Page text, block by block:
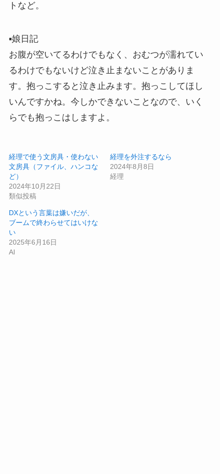
トなど。
▪️娘日記
お腹が空いてるわけでもなく、おむつが濡れてい
るわけでもないけど泣き止まないことがありま
す。抱っこすると泣き止みます。抱っこしてほし
いんですかね。今しかできないことなので、いく
らでも抱っこはしますよ。
経理で使う文房具・使わない
文房具（ファイル、ハンコな
ど）
2024年10月22日
類似投稿
経理を外注するなら
2024年8月8日
経理
DXという言葉は嫌いだが、
ブームで終わらせてはいけな
い
2025年6月16日
AI